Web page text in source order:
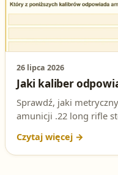
26 lipca 2026
Jaki kaliber
Sprawdź, jaki
amunicji .22 long rifle
strzelecki.